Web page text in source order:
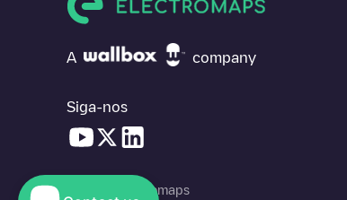
A company
Siga-nos
© 2026 Electromaps